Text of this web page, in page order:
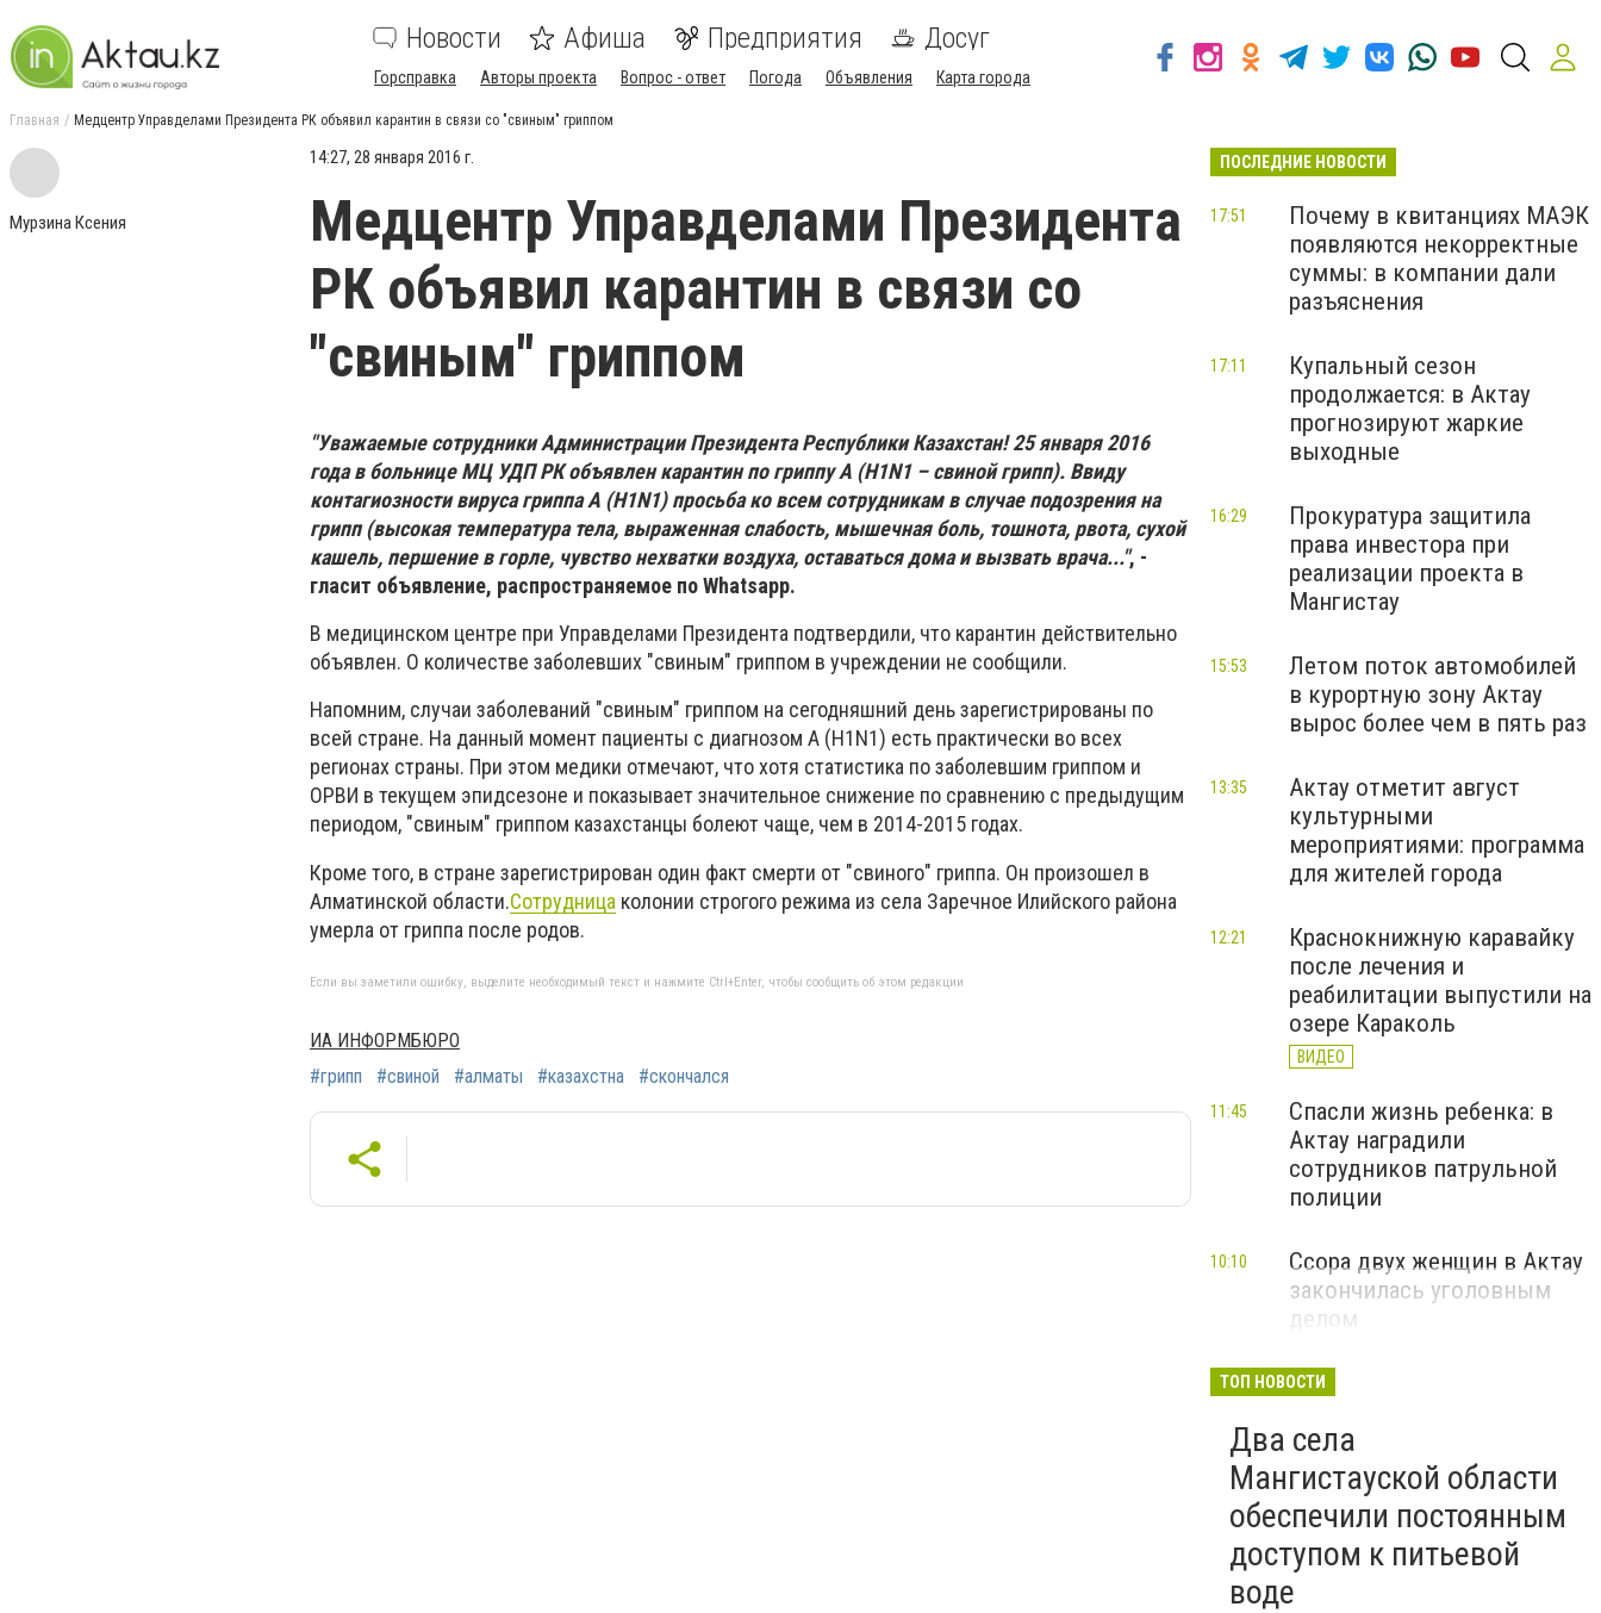
Новости Афиша Предприятия Досуг
Горсправка Авторы проекта Вопрос - ответ Погода Объявления Карта города
Главная Медцентр Управделами Президента РК объявил карантин в связи со "свиным" гриппом
Мурзина Ксения
14:27, 28 января 2016 г.
Медцентр Управделами Президента
РК объявил карантин в связи со
"свиным" гриппом
"Уважаемые сотрудники Администрации Президента Республики Казахстан! 25 января 2016
года в больнице МЦ УДП РК объявлен карантин по гриппу А (H1N1 – cвиной грипп). Ввиду
контагиозности вируса гриппа А (H1N1) просьба ко всем сотрудникам в случае подозрения на
грипп (высокая температура тела, выраженная слабость, мышечная боль, тошнота, рвота, сухой
кашель, першение в горле, чувство нехватки воздуха, оставаться дома и вызвать врача...", -
гласит объявление, распространяемое по Whatsapp.
В медицинском центре при Управделами Президента подтвердили, что карантин действительно
объявлен. О количестве заболевших "свиным" гриппом в учреждении не сообщили.
Напомним, случаи заболеваний "свиным" гриппом на сегодняшний день зарегистрированы по
всей стране. На данный момент пациенты с диагнозом А (H1N1) есть практически во всех
регионах страны. При этом медики отмечают, что хотя статистика по заболевшим гриппом и
ОРВИ в текущем эпидсезоне и показывает значительное снижение по сравнению с предыдущим
периодом, "свиным" гриппом казахстанцы болеют чаще, чем в 2014-2015 годах.
Кроме того, в стране зарегистрирован один факт смерти от "свиного" гриппа. Он произошел в
Алматинской области.Сотрудница колонии строгого режима из села Заречное Илийского района
умерла от гриппа после родов.
Если вы заметили ошибку, выделите необходимый текст и нажмите Ctrl+Enter, чтобы сообщить об этом редакции
ИА ИНФОРМБЮРО
#грипп
#свиной #алматы #казахстна #скончался
ПОСЛЕДНИЕ НОВОСТИ
Почему в квитанциях МАЭК
появляются некорректные
суммы: в компании дали
разъяснения
17:51
Купальный сезон
продолжается: в Актау
прогнозируют жаркие
выходные
17:11
Прокуратура защитила
права инвестора при
реализации проекта в
Мангистау
16:29
Летом поток автомобилей
в курортную зону Актау
вырос более чем в пять раз
15:53
Актау отметит август
культурными
мероприятиями: программа
для жителей города
13:35
Краснокнижную каравайку
после лечения и
реабилитации выпустили на
озере Караколь
ВИДЕО
12:21
Спасли жизнь ребенка: в
Актау наградили
сотрудников патрульной
полиции
11:45
Ссора двух женщин в Актау
закончилась уголовным
делом
10:10
ТОП НОВОСТИ
Два села
Мангистауской области
обеспечили постоянным
доступом к питьевой
воде